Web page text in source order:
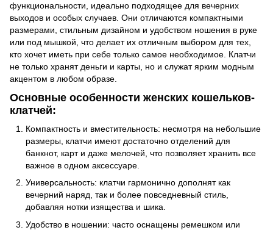
функциональности, идеально подходящее для вечерних
выходов и особых случаев. Они отличаются компактными
размерами, стильным дизайном и удобством ношения в руке
или под мышкой, что делает их отличным выбором для тех,
кто хочет иметь при себе только самое необходимое. Клатчи
не только хранят деньги и карты, но и служат ярким модным
акцентом в любом образе.
Основные особенности женских кошельков-
клатчей:
Компактность и вместительность: несмотря на небольшие
размеры, клатчи имеют достаточно отделений для
банкнот, карт и даже мелочей, что позволяет хранить все
важное в одном аксессуаре.
Универсальность: клатчи гармонично дополнят как
вечерний наряд, так и более повседневный стиль,
добавляя нотки изящества и шика.
Удобство в ношении: часто оснащены ремешком или